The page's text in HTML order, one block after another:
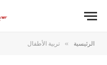
الرئيسية » تربية الأطفال